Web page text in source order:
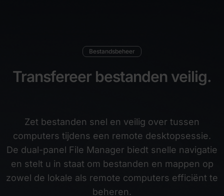
Bestandsbeheer
Transfereer bestanden veilig.
Zet bestanden snel en veilig over tussen
computers tijdens een remote desktopsessie.
De dual-panel File Manager biedt snelle navigatie
en stelt u in staat om bestanden en mappen op
zowel de lokale als remote computers efficiënt te
beheren.